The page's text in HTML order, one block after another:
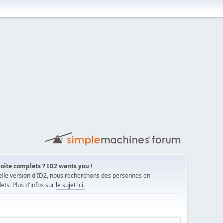
complets ? ID2 wants you !
version d'ID2, nous recherchons des personnes en
Plus d'infos sur le sujet ici.